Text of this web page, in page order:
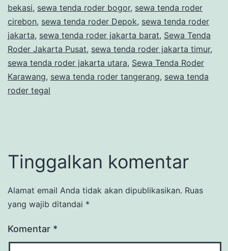
bekasi, sewa tenda roder bogor, sewa tenda roder
cirebon, sewa tenda roder Depok, sewa tenda roder
jakarta, sewa tenda roder jakarta barat, Sewa Tenda
Roder Jakarta Pusat, sewa tenda roder jakarta timur,
sewa tenda roder jakarta utara, Sewa Tenda Roder
Karawang, sewa tenda roder tangerang, sewa tenda
roder tegal
Tinggalkan komentar
Alamat email Anda tidak akan dipublikasikan. Ruas
yang wajib ditandai *
Komentar *